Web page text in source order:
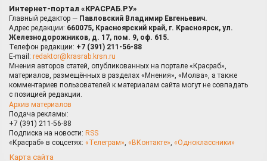
Интернет-портал «КРАСРАБ.РУ»
Главный редактор — Павловский Владимир Евгеньевич.
Адрес редакции: 660075, Красноярский край, г. Красноярск, ул.
Железнодорожников, д. 17, пом. 9, оф. 615.
Телефон редакции: +7 (391) 211-56-88
E-mail: redaktor@krasrab.krsn.ru
Мнения авторов статей, опубликованных на портале «Красраб»,
материалов, размещённых в разделах «Мнения», «Молва», а также
комментариев пользователей к материалам сайта могут не совпадать
с позицией редакции.
Архив материалов
Подача рекламы:
+7 (391) 211-56-88
Подписка на новости: RSS
«Красраб» в соцсетях: «Телеграм», «ВКонтакте», «Одноклассники»
Карта сайта